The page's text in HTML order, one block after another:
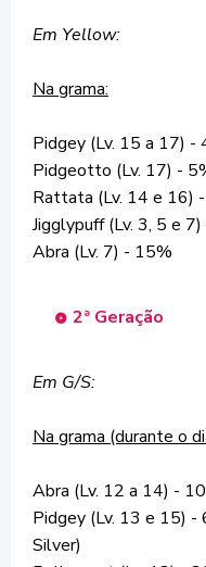
Em Yellow:
Na grama:
Pidgey (Lv. 15 a 17) -
Pidgeotto (Lv. 17) -
Rattata (Lv. 14 e 16)
Jigglypuff (Lv. 3, 5 e
Abra (Lv. 7) - 15%
2ª Geração
Em G/S:
Na grama (durante o
Abra (Lv. 12 a 14) -
Pidgey (Lv. 13 e 15)
Silver)